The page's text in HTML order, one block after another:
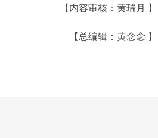
【内容审核：黄瑞月 】
【总编辑：黄念念 】